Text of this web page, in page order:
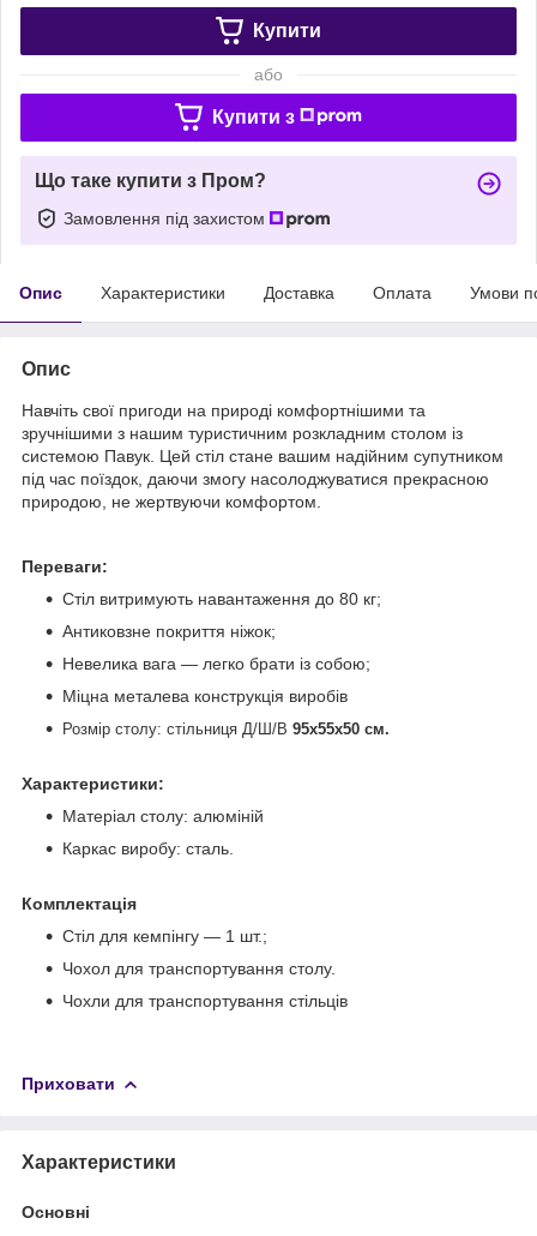
Купити
або
Купити з
Що таке купити з Пром?
Замовлення під захистом
Опис Характеристики Доставка Оплата Умови
Опис
Навчіть свої пригоди на природі комфортнішими та
зручнішими з нашим туристичним розкладним столом із
системою Павук. Цей стіл стане вашим надійним супутником
під час поїздок, даючи змогу насолоджуватися прекрасною
природою, не жертвуючи комфортом.
Переваги:
Стіл витримують навантаження до 80 кг;
Антиковзне покриття ніжок;
Невелика вага — легко брати із собою;
Міцна металева конструкція виробів
Розмір столу: стільниця Д/Ш/В 95х55х50 см.
Характеристики:
Матеріал столу: алюміній
Каркас виробу: сталь.
Комплектація
Стіл для кемпінгу — 1 шт.;
Чохол для транспортування столу.
Чохли для транспортування стільців
Приховати
Характеристики
Основні